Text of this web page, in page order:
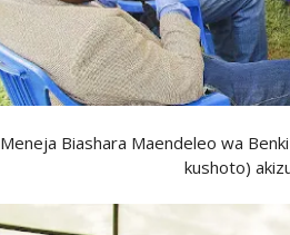
Meneja Biashara Maendeleo wa
kushoto)